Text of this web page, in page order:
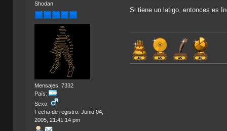
Shodan
Mensajes: 7332
País:
Sexo:
Fecha de registro: Junio 04,
2005, 21:41:14 pm
Si tiene un latigo, entonces es